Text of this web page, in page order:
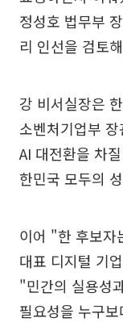
정성호 법무부
리 인선을 검토
강 비서실장은
소벤처기업부
AI 대전환을 차
한민국 모두의
이어 "한 후보자
대표 디지털 기
"민간의 실용성
필요성을 누구